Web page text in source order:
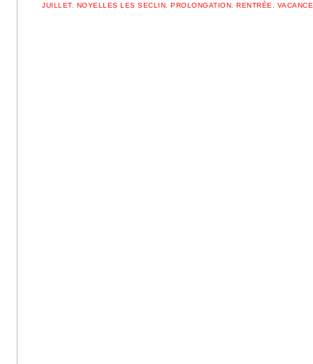
JUILLET, NOYELLES LES SECLIN ,PROLONGATION ,RENTRÉE